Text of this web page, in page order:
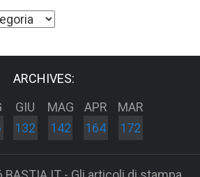
ARCHIVES:
GIU
132
MAG
142
APR
164
MAR
172